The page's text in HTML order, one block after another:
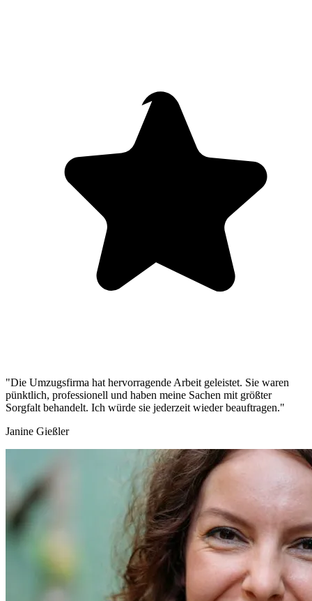
"Die Umzugsfirma hat hervorragende Arbeit geleistet. Sie waren
pünktlich, professionell und haben meine Sachen mit größter
Sorgfalt behandelt. Ich würde sie jederzeit wieder beauftragen."
Janine Gießler